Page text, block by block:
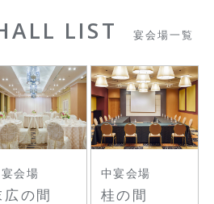
LIST 宴会場一覧
会場
広の間
中宴会場
桂の間